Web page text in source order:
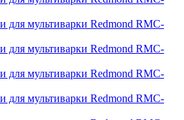
для мультиварки Redmond RMC-
для мультиварки Redmond RMC-
для мультиварки Redmond RMC-
для мультиварки Redmond RMC-